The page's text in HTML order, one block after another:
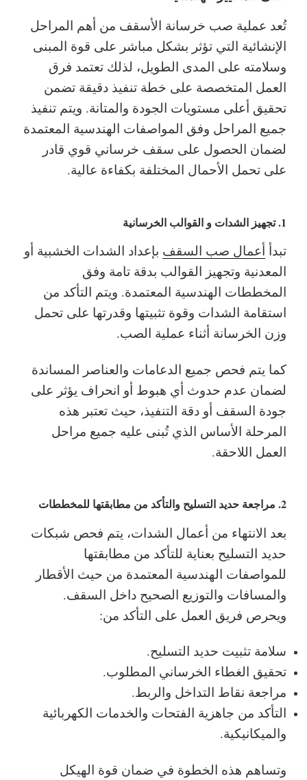
تُعد عملية صب خرسانة الأسقف من أهم المراحل
الإنشائية التي تؤثر بشكل مباشر على قوة المبنى
وسلامته على المدى الطويل، لذلك تعتمد فرق
العمل المتخصصة على خطة تنفيذ دقيقة تضمن
تحقيق أعلى مستويات الجودة والمتانة. ويتم تنفيذ
جميع المراحل وفق المواصفات الهندسية المعتمدة
لضمان الحصول على سقف خرساني قوي قادر
على تحمل الأحمال المختلفة بكفاءة عالية.
1. تجهيز الشدات و القوالب الخرسانية
تبدأ أعمال صب السقف بإعداد الشدات الخشبية أو
المعدنية وتجهيز القوالب بدقة تامة وفق
المخططات الهندسية المعتمدة. ويتم التأكد من
استقامة الشدات وقوة تثبيتها وقدرتها على تحمل
وزن الخرسانة أثناء عملية الصب.
كما يتم فحص جميع الدعامات والعناصر المساندة
لضمان عدم حدوث أي هبوط أو انحراف يؤثر على
جودة السقف أو دقة التنفيذ، حيث تعتبر هذه
المرحلة الأساس الذي تُبنى عليه جميع مراحل
العمل اللاحقة.
2. مراجعة حديد التسليح والتأكد من مطابقتها للمخططات
بعد الانتهاء من أعمال الشدات، يتم فحص شبكات
حديد التسليح بعناية للتأكد من مطابقتها
للمواصفات الهندسية المعتمدة من حيث الأقطار
والمسافات والتوزيع الصحيح داخل السقف.
ويحرص فريق العمل على التأكد من:
سلامة تثبيت حديد التسليح.
تحقيق الغطاء الخرساني المطلوب.
مراجعة نقاط التداخل والربط.
التأكد من جاهزية الفتحات والخدمات الكهربائية
والميكانيكية.
وتساهم هذه الخطوة في ضمان قوة الهيكل